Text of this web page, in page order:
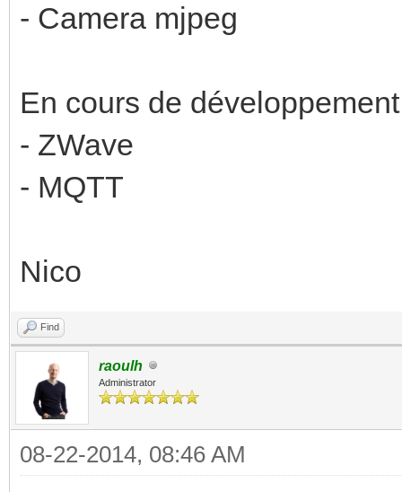
- Camera mjpeg
En cours de
- ZWave
- MQTT
Nico
Find
raoulh
Administrator
08-22-2014, 08:46 AM